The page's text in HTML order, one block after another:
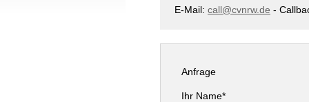
E-Mail: call@cvnrw.de -
Anfrage
Ihr Name*